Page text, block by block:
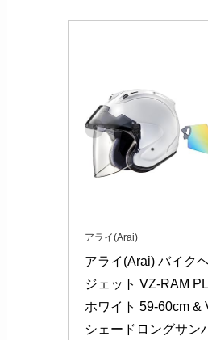
アライ(Arai)
アライ(Arai) バイク
ジェット VZ-RAM
ホワイト 59-60cm &
シェードロングサン